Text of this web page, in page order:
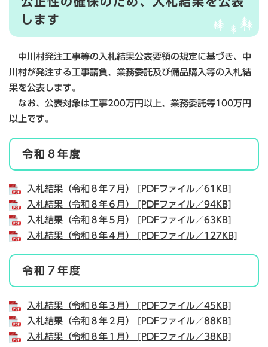
します
中川村発注工事等の入札結果公表要領の規定に基づき、中
川村が発注する工事請負、業務委託及び備品購入等の入札結
果を公表します。
なお、公表対象は工事200万円以上、業務委託等100万円
以上です。
令和８年度
入札結果（令和８年７月） [PDFファイル／61KB]
入札結果（令和８年６月） [PDFファイル／94KB]
入札結果（令和８年５月） [PDFファイル／63KB]
入札結果（令和８年４月） [PDFファイル／127KB]
令和７年度
入札結果（令和８年３月） [PDFファイル／45KB]
入札結果（令和８年２月） [PDFファイル／88KB]
入札結果（令和８年１月） [PDFファイル／38KB]